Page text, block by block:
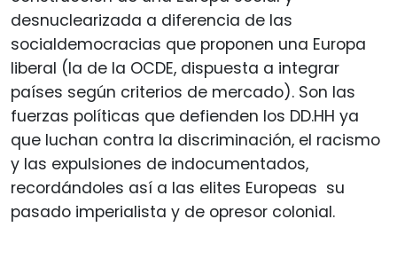
desnuclearizada a diferencia de las
socialdemocracias que proponen una Europa
liberal (la de la OCDE, dispuesta a integrar
países según criterios de mercado). Son las
fuerzas políticas que defienden los DD.HH ya
que luchan contra la discriminación, el racismo
y las expulsiones de indocumentados,
recordándoles así a las elites Europeas su
pasado imperialista y de opresor colonial.